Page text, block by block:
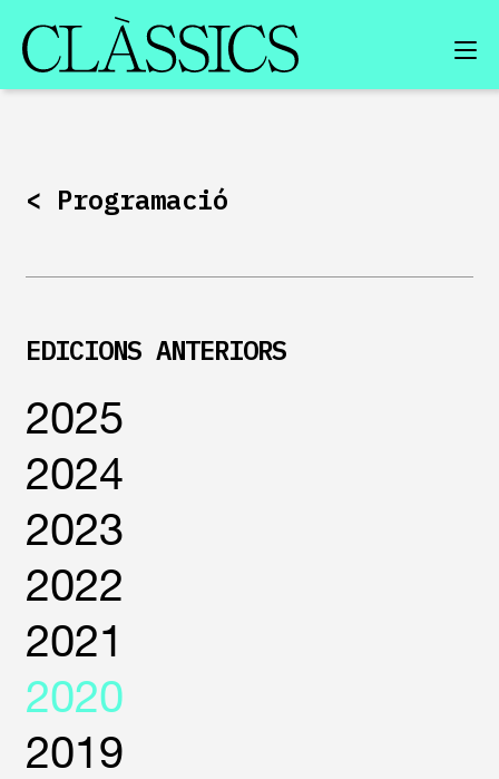
EDICIONS ANTERIORS
< Programació
EDICIONS ANTERIORS
2025
2024
2023
2022
2021
2020
2019